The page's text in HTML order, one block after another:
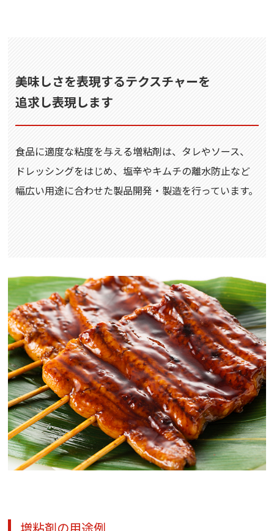
美味しさを表現するテクスチャーを
追求し表現します
食品に適度な粘度を与える増粘剤は、タレやソース、
ドレッシングをはじめ、塩辛やキムチの離水防止など
幅広い用途に合わせた製品開発・製造を行っています。
増粘剤の用途例